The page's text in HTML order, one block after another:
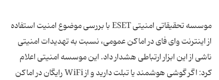
موسسه تحقیقاتی امنیتی ESET با بررسی موضوع امنیت استفاده
از اینترنت وای فای در اماکن عمومی، نسبت به تهدیدات امنیتی
ناشی از این ابزار ارتباطی هشدار داد. این موسسه امنیتی اعلام
کرد: اگر گوشی هوشمند یا تبلت دارید و از WiFi رایگان در اماکن